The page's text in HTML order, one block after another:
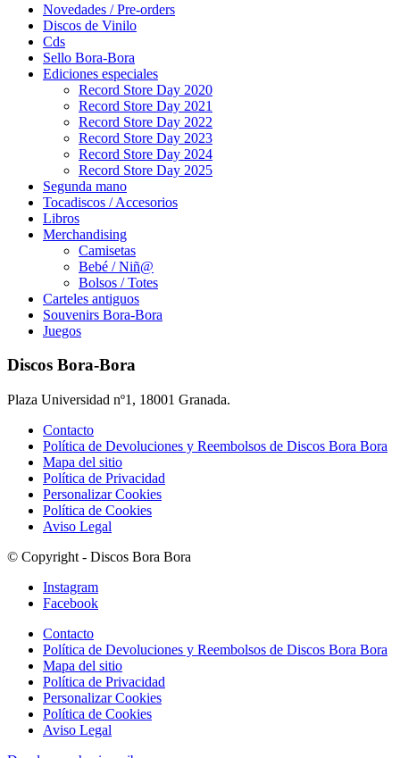
Novedades / Pre-orders
Discos de Vinilo
Cds
Sello Bora-Bora
Ediciones especiales
Record Store Day 2020
Record Store Day 2021
Record Store Day 2022
Record Store Day 2023
Record Store Day 2024
Record Store Day 2025
Segunda mano
Tocadiscos / Accesorios
Libros
Merchandising
Camisetas
Bebé / Niñ@
Bolsos / Totes
Carteles antiguos
Souvenirs Bora-Bora
Juegos
Discos Bora-Bora
Plaza Universidad nº1, 18001 Granada.
Contacto
Política de Devoluciones y Reembolsos de Discos Bora Bora
Mapa del sitio
Política de Privacidad
Personalizar Cookies
Política de Cookies
Aviso Legal
© Copyright - Discos Bora Bora
Instagram
Facebook
Contacto
Política de Devoluciones y Reembolsos de Discos Bora Bora
Mapa del sitio
Política de Privacidad
Personalizar Cookies
Política de Cookies
Aviso Legal